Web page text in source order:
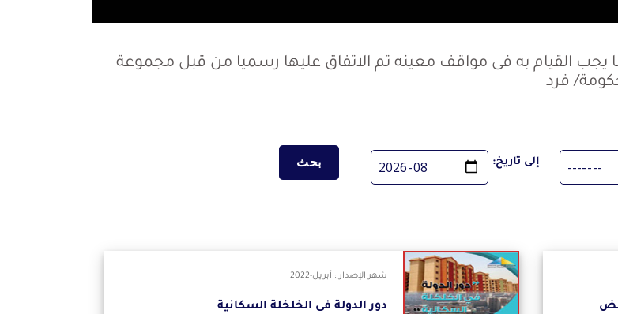
يجب القيام به فى مواقف معينه تم الاتفاق عليها رسميا من قبل مجموعة
فرد
إلى تاريخ:
شهر الإصدار : أبريل-2022
دور الدولة فى الخلخلة السكانية